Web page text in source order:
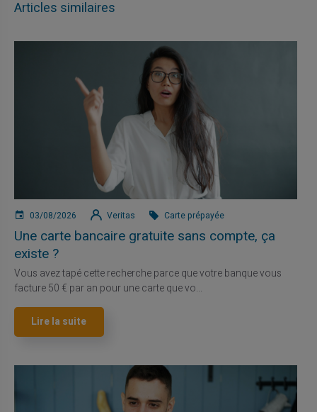
Articles similaires
03/08/2026 Veritas Carte prépayée
Une carte bancaire gratuite sans compte, ça
existe ?
Vous avez tapé cette recherche parce que votre banque vous
facture 50 € par an pour une carte que vo...
Lire la suite